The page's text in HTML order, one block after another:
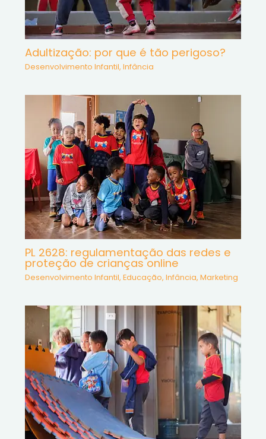
Adultização: por que é tão perigoso?
Desenvolvimento Infantil, Infância
PL 2628: regulamentação das redes e
proteção de crianças online
Desenvolvimento Infantil, Educação, Infância, Marketing